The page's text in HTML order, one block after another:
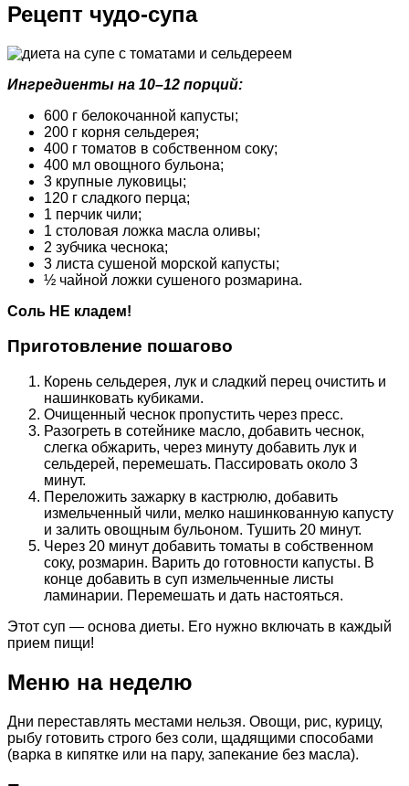
Рецепт чудо-супа
Ингредиенты на 10–12 порций:
600 г белокочанной капусты;
200 г корня сельдерея;
400 г томатов в собственном соку;
400 мл овощного бульона;
3 крупные луковицы;
120 г сладкого перца;
1 перчик чили;
1 столовая ложка масла оливы;
2 зубчика чеснока;
3 листа сушеной морской капусты;
½ чайной ложки сушеного розмарина.
Соль НЕ кладем!
Приготовление пошагово
Корень сельдерея, лук и сладкий перец очистить и
нашинковать кубиками.
Очищенный чеснок пропустить через пресс.
Разогреть в сотейнике масло, добавить чеснок,
слегка обжарить, через минуту добавить лук и
сельдерей, перемешать. Пассировать около 3
минут.
Переложить зажарку в кастрюлю, добавить
измельченный чили, мелко нашинкованную капусту
и залить овощным бульоном. Тушить 20 минут.
Через 20 минут добавить томаты в собственном
соку, розмарин. Варить до готовности капусты. В
конце добавить в суп измельченные листы
ламинарии. Перемешать и дать настояться.
Этот суп — основа диеты. Его нужно включать в каждый
прием пищи!
Меню на неделю
Дни переставлять местами нельзя. Овощи, рис, курицу,
рыбу готовить строго без соли, щадящими способами
(варка в кипятке или на пару, запекание без масла).